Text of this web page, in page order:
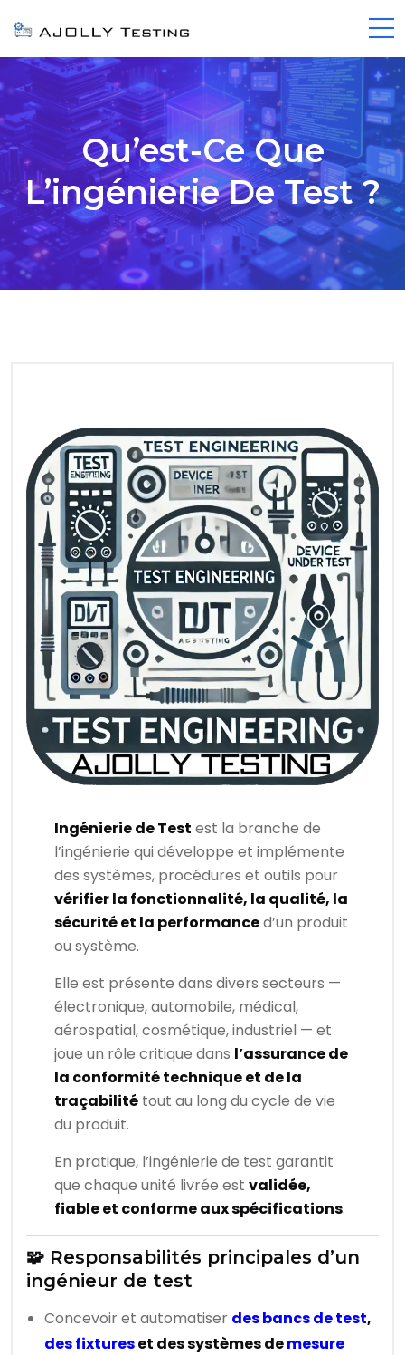
Qu’est-Ce Que
L’ingénierie De Test ?
Ingénierie de Test est la branche de
l’ingénierie qui développe et implémente
des systèmes, procédures et outils pour
vérifier la fonctionnalité, la qualité, la
sécurité et la performanced’un produit
ou système.
Elle est présente dans divers secteurs —
électronique, automobile, médical,
aérospatial, cosmétique, industriel — et
joue un rôle critique dans l’assurance de
la conformité technique et de la
traçabilité tout au long du cycle de vie
du produit.
En pratique, l’ingénierie de test garantit
que chaque unité livrée estvalidée,
fiable et conforme aux spécifications.
🧩 Responsabilités principales d’un
ingénieur de test
Concevoir et automatiser des bancs de test,
des fixtureset des systèmes demesure